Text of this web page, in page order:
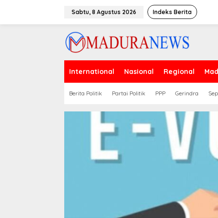
Sabtu, 8 Agustus 2026 Indeks Berita
International Nasional Regional
Berita Politik Partai Politik PPP Gerindra